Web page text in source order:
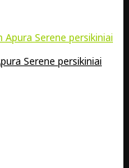
Serene persikiniai